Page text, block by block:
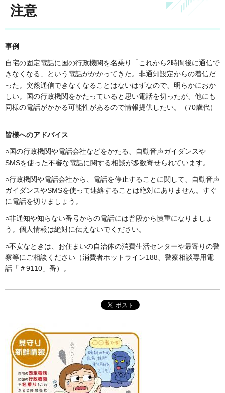
注意
事例
自宅の固定電話に国の行政機関を名乗り「これから2時間後に通信で
きなくなる」という電話がかかってきた。非通知設定からの着信だ
った。突然通信できなくなることはないはずなので、明らかにおか
しい。国の行政機関をかたっていると思い電話を切ったが、他にも
同様の電話がかかる可能性があるので情報提供したい。（70歳代）
皆様へのアドバイス
○国の行政機関や電話会社などをかたる、自動音声ガイダンスや
SMSを使った不審な電話に関する相談が多数寄せられています。
○行政機関や電話会社から、電話を停止することに関して、自動音声
ガイダンスやSMSを使って連絡することは絶対にありません。すぐ
に電話を切りましょう。
○非通知や知らない番号からの電話には普段から慎重になりましょ
う。個人情報は絶対に伝えないでください。
○不安なときは、お住まいの自治体の消費生活センターや最寄りの警
察等にご相談ください（消費者ホットライン188、警察相談専用電
話「＃9110」番）。